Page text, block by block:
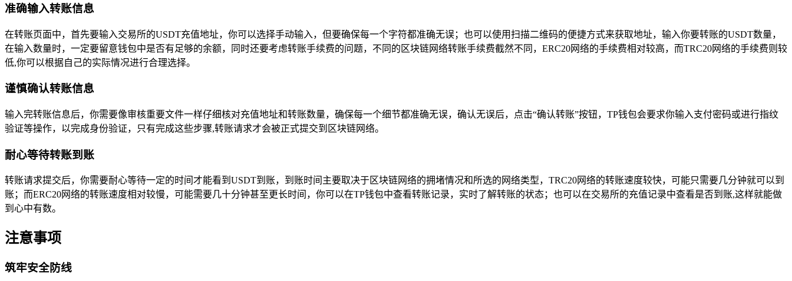
准确输入转账信息
在转账页面中，首先要输入交易所的USDT充值地址，你可以选择手动输入，但要确保每一个字符都准确无误；也可以使用扫描二维码的便捷方式来获取地址，输入你要转账的USDT数量，
在输入数量时，一定要留意钱包中是否有足够的余额，同时还要考虑转账手续费的问题，不同的区块链网络转账手续费截然不同，ERC20网络的手续费相对较高，而TRC20网络的手续费则较
低,你可以根据自己的实际情况进行合理选择。
谨慎确认转账信息
输入完转账信息后，你需要像审核重要文件一样仔细核对充值地址和转账数量，确保每一个细节都准确无误，确认无误后，点击“确认转账”按钮，TP钱包会要求你输入支付密码或进行指纹
验证等操作，以完成身份验证，只有完成这些步骤,转账请求才会被正式提交到区块链网络。
耐心等待转账到账
转账请求提交后，你需要耐心等待一定的时间才能看到USDT到账，到账时间主要取决于区块链网络的拥堵情况和所选的网络类型，TRC20网络的转账速度较快，可能只需要几分钟就可以到
账；而ERC20网络的转账速度相对较慢，可能需要几十分钟甚至更长时间，你可以在TP钱包中查看转账记录，实时了解转账的状态；也可以在交易所的充值记录中查看是否到账,这样就能做
到心中有数。
注意事项
筑牢安全防线